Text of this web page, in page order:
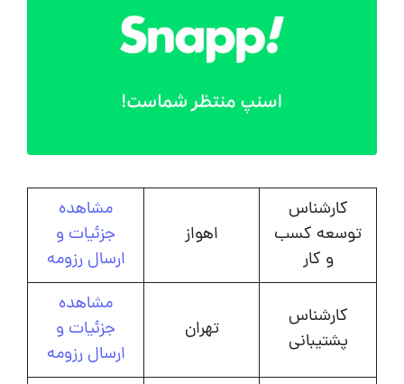
کارشناس
توسعه کسب
و کار
اهواز
مشاهده
جزئیات و
ارسال رزومه
کارشناس
پشتیبانی
تهران
مشاهده
جزئیات و
ارسال رزومه